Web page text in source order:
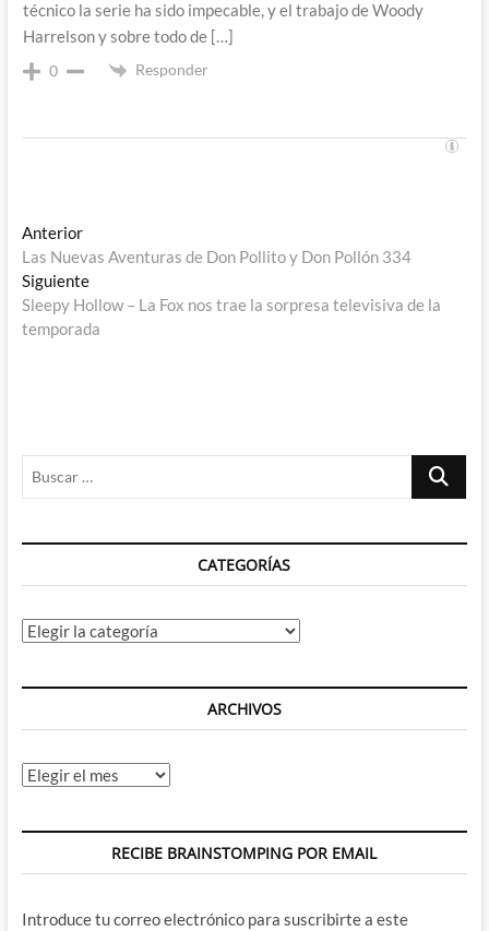
técnico la serie ha sido impecable, y el trabajo de Woody
Harrelson y sobre todo de […]
0 Responder
Navegación
de
entradas
AnteriorEntrada
anterior:
Las Nuevas Aventuras de Don Pollito y Don Pollón 334
SiguienteEntrada
siguiente:
Sleepy Hollow – La Fox nos trae la sorpresa televisiva de la
temporada
Buscar
CATEGORÍAS
Categorías
ARCHIVOS
Archivos
RECIBE BRAINSTOMPING POR EMAIL
Introduce tu correo electrónico para suscribirte a este